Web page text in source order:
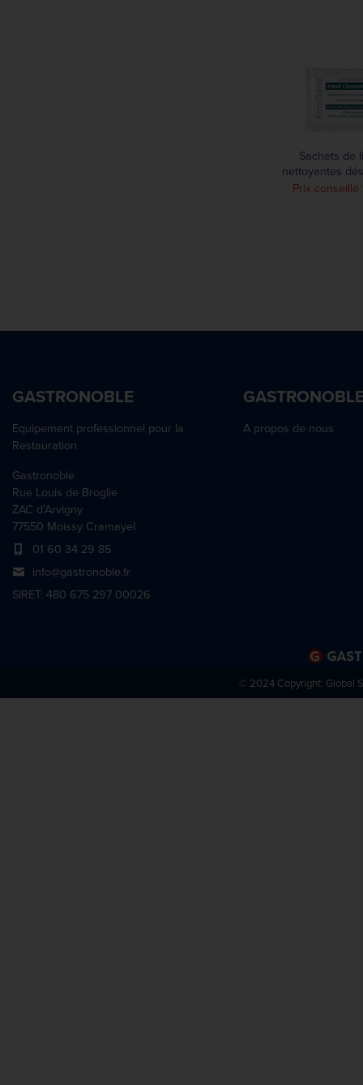
Sachets de
nettoyantes
pour les mains
Prix
GASTRONOBLE
Equipement professionnel pour la
Restauration
Gastronoble
Rue Louis de Broglie
ZAC d'Arvigny
77550 Moissy Cramayel
01 60 34 29 85
info@gastronoble.fr
SIRET: 480 675 297 00026
A propos de nous
© 2024 Copyright: Global